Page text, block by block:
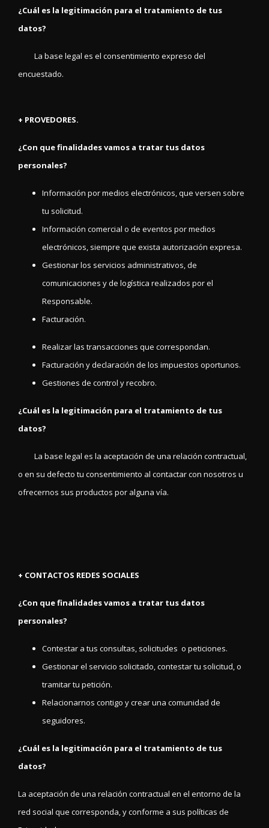
¿Cuál es la legitimación para el tratamiento de tus
datos?
La base legal es el consentimiento expreso del
encuestado.
+ PROVEDORES.
¿Con que finalidades vamos a tratar tus datos
personales?
Información por medios electrónicos, que versen sobre
tu solicitud.
Información comercial o de eventos por medios
electrónicos, siempre que exista autorización expresa.
Gestionar los servicios administrativos, de
comunicaciones y de logística realizados por el
Responsable.
Facturación.
Realizar las transacciones que correspondan.
Facturación y declaración de los impuestos oportunos.
Gestiones de control y recobro.
¿Cuál es la legitimación para el tratamiento de tus
datos?
La base legal es la aceptación de una relación contractual,
o en su defecto tu consentimiento al contactar con nosotros u
ofrecernos sus productos por alguna vía.
+ CONTACTOS REDES SOCIALES
¿Con que finalidades vamos a tratar tus datos
personales?
Contestar a tus consultas, solicitudes o peticiones.
Gestionar el servicio solicitado, contestar tu solicitud, o
tramitar tu petición.
Relacionarnos contigo y crear una comunidad de
seguidores.
¿Cuál es la legitimación para el tratamiento de tus
datos?
La aceptación de una relación contractual en el entorno de la
red social que corresponda, y conforme a sus políticas de